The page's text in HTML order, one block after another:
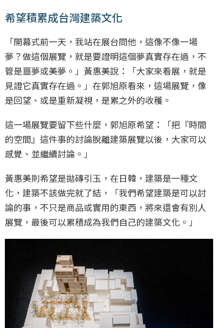
希望積累成台灣建築文化
「開幕式前一天，我站在展台問他，這像不像一場
夢？做這個展覽，就是要證明這個夢真實存在過，不
管是噩夢或美夢。」黃惠美說：「大家來看展，就是
見證它真實存在過。」在郭旭原看來，這場展覽，像
是回望、或是重新凝視，是累之外的收穫。
這一場展覽要留下些什麼，郭旭原希望：「把『時間
的空間』這件事的討論脫離建築展覽以後，大家可以
感覺、並繼續討論。」
黃惠美則希望是拋磚引玉，在日韓，建築是一種文
化，建築不該做完就了結，「我們希望建築是可以討
論的事，不只是商品或實用的東西，將來還會有別人
展覽，最後可以累積成為我們自己的建築文化。」